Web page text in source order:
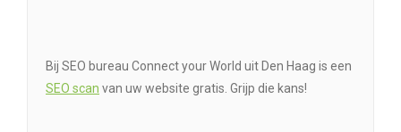
Bij SEO bureau Connect your World uit Den Haag is een
SEO scan van uw website gratis. Grijp die kans!